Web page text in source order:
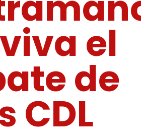
el
de
CDL